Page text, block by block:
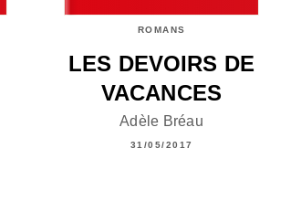
ROMANS
LES DEVOIRS DE
VACANCES
Adèle Bréau
31/05/2017